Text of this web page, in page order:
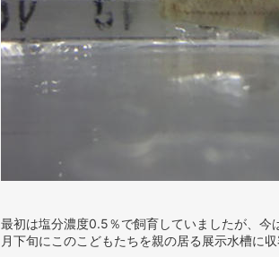
最初は塩分濃度0.5％で飼育していましたが、
月下旬にこのこどもたちを親の居る展示水槽に